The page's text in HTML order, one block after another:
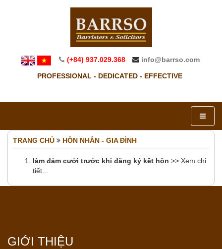
(+84) 937.029.368 info@barrso.com
PROFESSIONAL - DEDICATED - EFFECTIVE
TRANG CHỦ HÔN NHÂN - GIA ĐÌNH
làm đám cưới trước khi đăng ký kết hôn >> Xem chi
tiết...
GIỚI THIỆU